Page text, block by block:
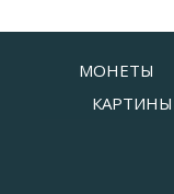
МОНЕТЫ
КАРТИНЫ